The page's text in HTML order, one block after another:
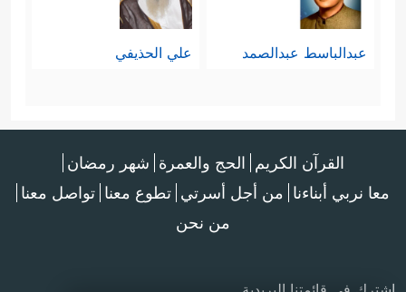
عبدالباسط عبدالصمد علي الحذيفي
القرآن الكريم الحج والعمرة شهر رمضان
معا نربي أبناءنا من أجل أسرتي تطوع معنا تواصل معنا
من نحن